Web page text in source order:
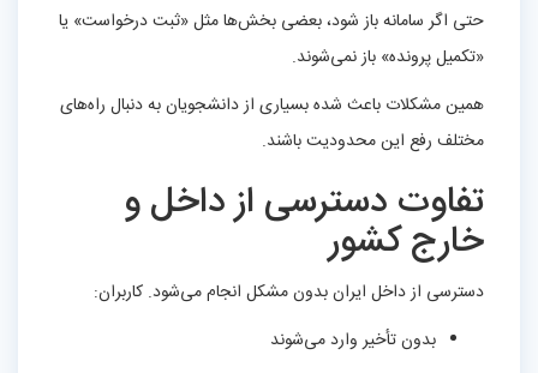
حتی اگر سامانه باز شود، بعضی بخش‌ها مثل «ثبت درخواست» یا
«تکمیل پرونده» باز نمی‌شوند.
همین مشکلات باعث شده بسیاری از دانشجویان به دنبال راه‌های
مختلف رفع این محدودیت باشند.
تفاوت دسترسی از داخل و
خارج کشور
دسترسی از داخل ایران بدون مشکل انجام می‌شود. کاربران:
بدون تأخیر وارد می‌شوند